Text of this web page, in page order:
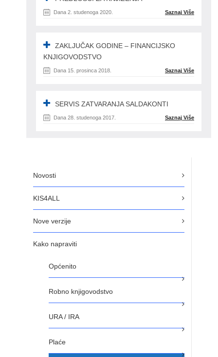
Novosti
KIS4ALL
Nove verzije
Kako napraviti
Općenito
Robno knjigovodstvo
URA / IRA
Plaće
Dana 2. studenoga 2020. Saznaj Više
ZAKLJUČAK GODINE – FINANCIJSKO
KNJIGOVODSTVO
Dana 15. prosinca 2018. Saznaj Više
SERVIS ZATVARANJA SALDAKONTI
Dana 28. studenoga 2017. Saznaj Više